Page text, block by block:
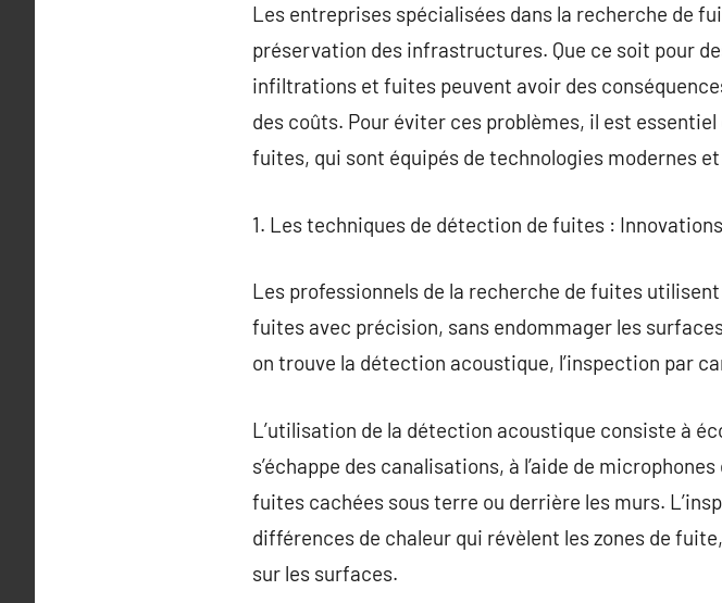
Les entreprises spécialisées dans la recherche de
préservation des infrastructures. Que ce soit pour
infiltrations et fuites peuvent avoir des
des coûts. Pour éviter ces problèmes, il est
fuites, qui sont équipés de technologies modernes
1. Les techniques de détection de fuites :
Les professionnels de la recherche de fuites
fuites avec précision, sans endommager les
on trouve la détection acoustique, l’inspection par
L’utilisation de la détection acoustique consiste à
s’échappe des canalisations, à l’aide de
fuites cachées sous terre ou derrière les murs.
différences de chaleur qui révèlent les zones de
sur les surfaces.